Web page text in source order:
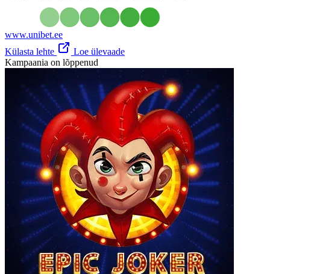
www.unibet.ee
Külasta lehte
Loe ülevaade
Kampaania on lõppenud